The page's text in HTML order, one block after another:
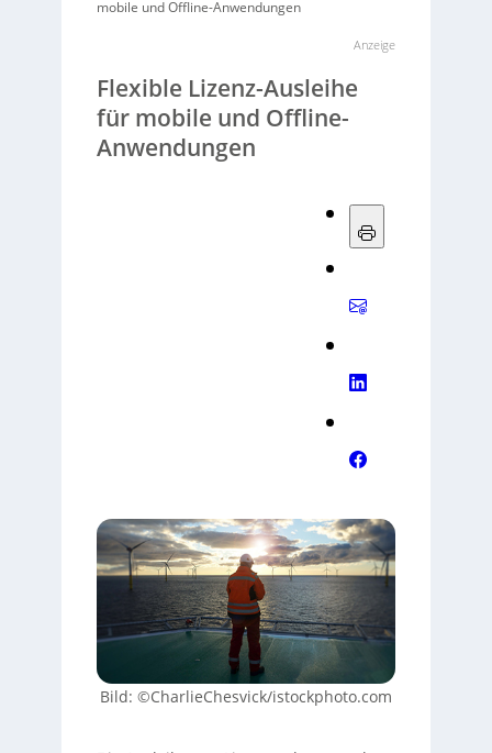
mobile und Offline-Anwendungen
Anzeige
Flexible Lizenz-Ausleihe
für mobile und Offline-
Anwendungen
Bild: ©CharlieChesvick/istockphoto.com